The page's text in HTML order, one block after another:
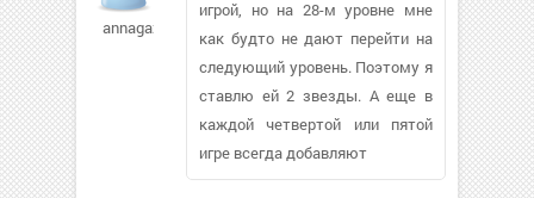
annagazha
игрой, но на 28-м уровне мне
как будто не дают перейти на
следующий уровень. Поэтому я
ставлю ей 2 звезды. А еще в
каждой четвертой или пятой
игре всегда добавляют